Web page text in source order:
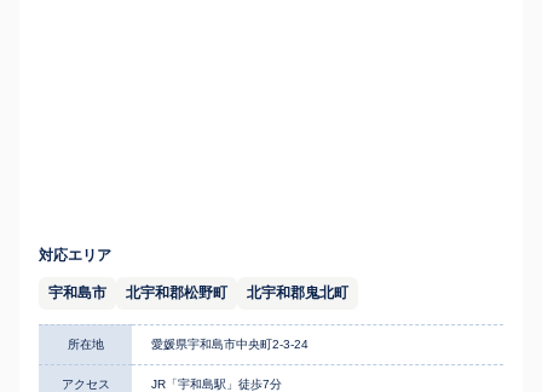
対応エリア
宇和島市 北宇和郡松野町 北宇和郡鬼北町
所在地 愛媛県宇和島市中央町2-3-24
アクセス JR「宇和島駅」徒歩7分